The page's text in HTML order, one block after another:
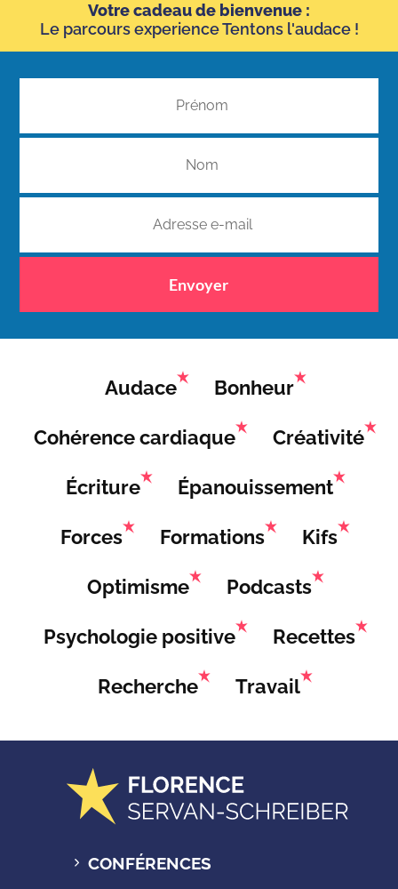
Votre cadeau de bienvenue :
Le parcours experience Tentons l'audace !
Envoyer
Audace Bonheur
Cohérence cardiaque Créativité
Écriture Épanouissement
Forces Formations Kifs
Optimisme Podcasts
Psychologie positive Recettes
Recherche Travail
CONFÉRENCES